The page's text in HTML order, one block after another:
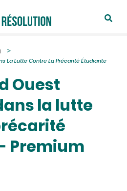
La Lutte Contre La Précarité Étudiante
Ouest
la lutte
Premium